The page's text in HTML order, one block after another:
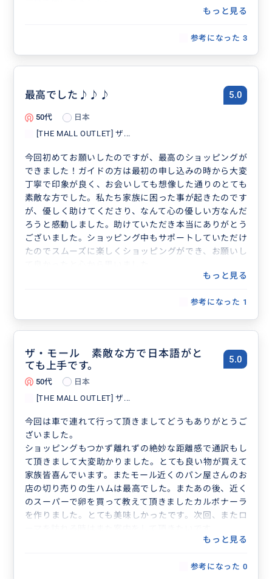
次回、ローマに行く際も絶対にお願いしたい素敵な方で
もっと見る
参考になった 3
最高でした♪♪♪ 5.0
50代
日本
[THE MALL OUTLET] ザ...
今回初めてお願いしたのですが、最高のショッピングが
できました！ガイドの方は最初の申し込みの時から大変
丁寧で印象が良く、お会いしても想像した通りのとても
素敵な方でした。私たち家族に困った事が起きたのです
が、優しく助けてくださり、なんて心の優しい方なんだ
ろうと感動しました。助けていただき本当にありがとう
ございました。ショッピング中もサポートしていただけ
たのでスムーズに楽しくショッピングができ、お願いし
またイタリアに行く時はお願いしたいと思っています。
もっと見る
参考になった 1
ザ・モール 素敵な方で日本語がと
ても上手です。
5.0
50代
日本
[THE MALL OUTLET] ザ...
今回は車で連れて行って頂きましてどうもありがとうご
ざいました。
ショッピングもつかず離れずの絶妙な距離感で通訳もし
て頂きまして大変助かりました。とても良い物が買えて
家族皆喜んでいます。またモール近くのパン屋さんのお
店の切り売りの生ハムは最高でした。またあの後、近く
のスーパーで卵を買って教えて頂きましたカルボナーラ
を作りました。とても美味しかったです。次回、またロ
もっと見る
参考になった 0